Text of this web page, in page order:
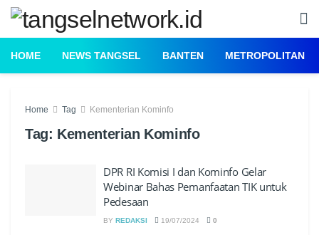
HOME NEWS TANGSEL BANTEN METROPOLITAN
Home Tag Kementerian Kominfo
Tag: Kementerian Kominfo
DPR RI Komisi I dan Kominfo Gelar
Webinar Bahas Pemanfaatan TIK untuk
Pedesaan
BY REDAKSI 19/07/2024 0